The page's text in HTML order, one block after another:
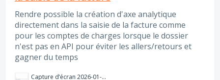
Rendre possible la création d'axe analytique
directement dans la saisie de la facture comme
pour les comptes de charges lorsque le dossier
n'est pas en API pour éviter les allers/retours et
gagner du temps
Capture d’écran 2026-01-16 à 15.16.55.png